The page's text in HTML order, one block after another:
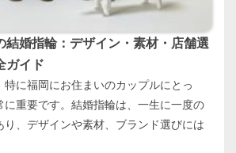
結婚指輪：デザイン・素材・店舗選
ガイド
に福岡にお住まいのカップルにとっ
に重要です。結婚指輪は、一生に一度の
、デザインや素材、ブランド選びには